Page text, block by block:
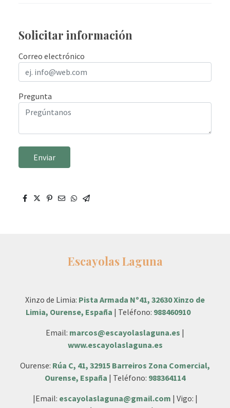
Solicitar información
Correo electrónico
Pregunta
Enviar
Escayolas Laguna
Xinzo de Limia: Pista Armada Nº41, 32630 Xinzo de
Limia, Ourense, España | Teléfono: 988460910
Email: marcos@escayolaslaguna.es |
www.escayolaslaguna.es
Ourense: Rúa C, 41, 32915 Barreiros Zona Comercial,
Ourense, España | Teléfono: 988364114
|Email: escayolaslaguna@gmail.com | Vigo: |